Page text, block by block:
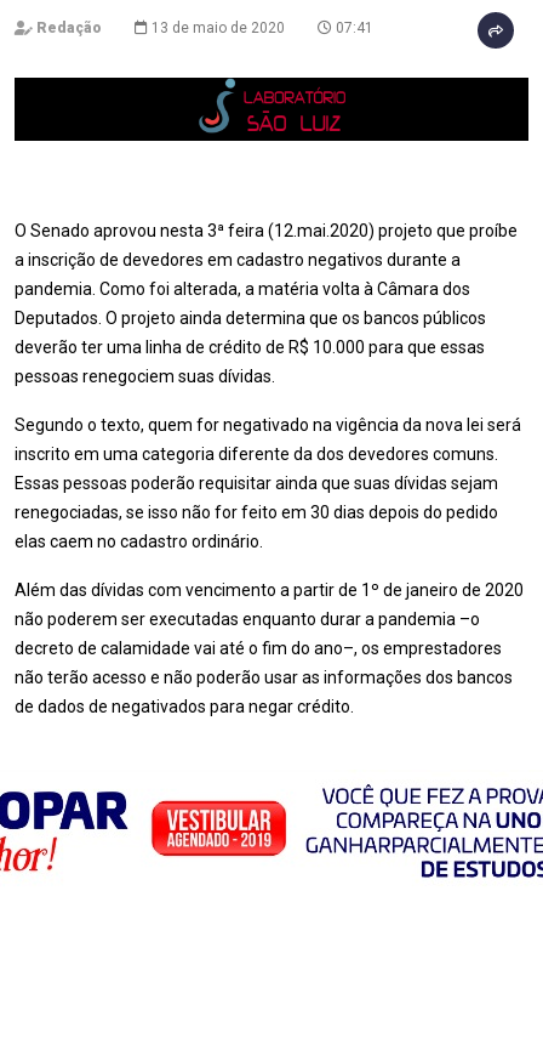
Redação 13 de maio de 2020 07:41
O Senado aprovou nesta 3ª feira (12.mai.2020) projeto que proíbe
a inscrição de devedores em cadastro negativos durante a
pandemia. Como foi alterada, a matéria volta à Câmara dos
Deputados. O projeto ainda determina que os bancos públicos
deverão ter uma linha de crédito de R$ 10.000 para que essas
pessoas renegociem suas dívidas.
Segundo o texto, quem for negativado na vigência da nova lei será
inscrito em uma categoria diferente da dos devedores comuns.
Essas pessoas poderão requisitar ainda que suas dívidas sejam
renegociadas, se isso não for feito em 30 dias depois do pedido
elas caem no cadastro ordinário.
Além das dívidas com vencimento a partir de 1º de janeiro de 2020
não poderem ser executadas enquanto durar a pandemia –o
decreto de calamidade vai até o fim do ano–, os emprestadores
não terão acesso e não poderão usar as informações dos bancos
de dados de negativados para negar crédito.